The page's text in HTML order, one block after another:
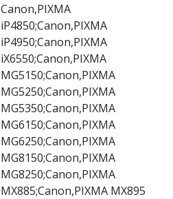
Canon,PIXMA
iP4850;Canon,PIXMA
iP4950;Canon,PIXMA
iX6550;Canon,PIXMA
MG5150;Canon,PIXMA
MG5250;Canon,PIXMA
MG5350;Canon,PIXMA
MG6150;Canon,PIXMA
MG6250;Canon,PIXMA
MG8150;Canon,PIXMA
MG8250;Canon,PIXMA
MX885;Canon,PIXMA MX895